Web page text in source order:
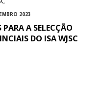
2023
A SELECÇÃO
DO ISA WJSC